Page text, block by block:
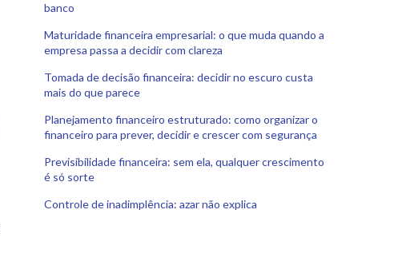
banco
Maturidade financeira empresarial: o que muda quando a
empresa passa a decidir com clareza
Tomada de decisão financeira: decidir no escuro custa
mais do que parece
Planejamento financeiro estruturado: como organizar o
financeiro para prever, decidir e crescer com segurança
Previsibilidade financeira: sem ela, qualquer crescimento
é só sorte
Controle de inadimplência: azar não explica